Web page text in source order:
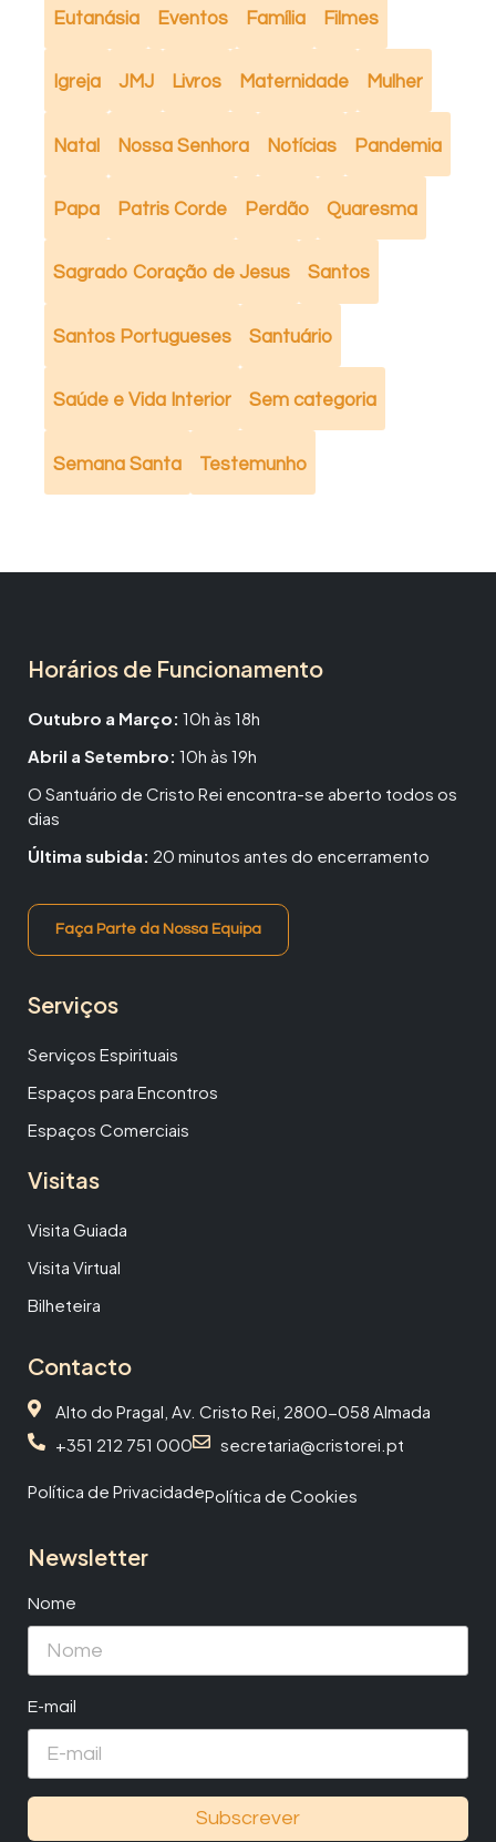
Eutanásia Eventos Família Filmes
Igreja JMJ Livros Maternidade Mulher
Natal Nossa Senhora Notícias Pandemia
Papa Patris Corde Perdão Quaresma
Sagrado Coração de Jesus Santos
Santos Portugueses Santuário
Saúde e Vida Interior Sem categoria
Semana Santa Testemunho
Horários de Funcionamento
Outubro a Março: 10h às 18h
Abril a Setembro: 10h às 19h
O Santuário de Cristo Rei encontra-se aberto todos os
dias
Última subida: 20 minutos antes do encerramento
Faça Parte da Nossa Equipa
Serviços
Serviços Espirituais
Espaços para Encontros
Espaços Comerciais
Visitas
Visita Guiada
Visita Virtual
Bilheteira
Contacto
Alto do Pragal, Av. Cristo Rei, 2800-058 Almada
+351 212 751 000
secretaria@cristorei.pt
Política de PrivacidadePolítica de Cookies
Newsletter
Nome
E-mail
Subscrever